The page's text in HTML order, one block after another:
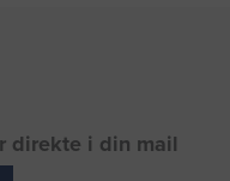
direkte i din mail